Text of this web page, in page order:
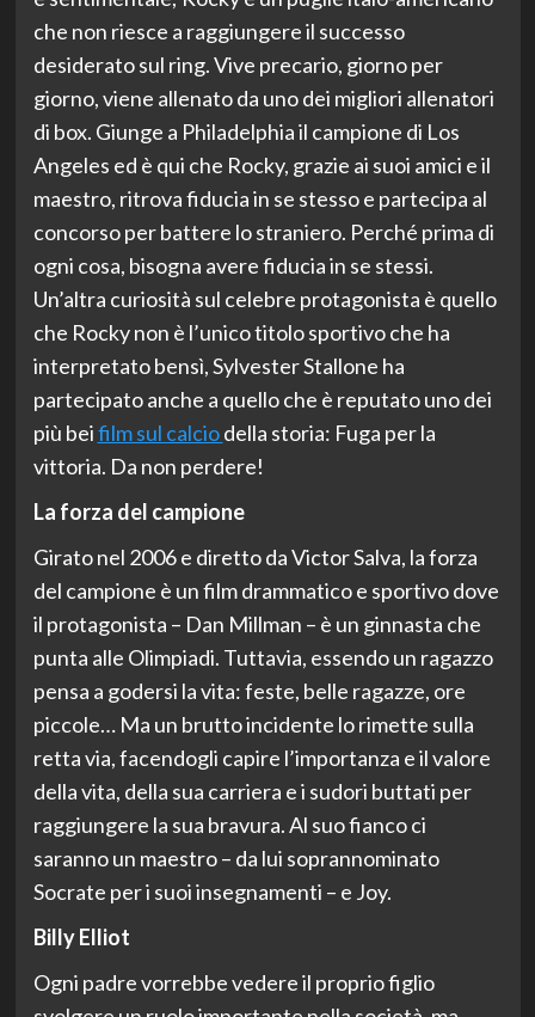
che non riesce a raggiungere il successo
desiderato sul ring. Vive precario, giorno per
giorno, viene allenato da uno dei migliori allenatori
di box. Giunge a Philadelphia il campione di Los
Angeles ed è qui che Rocky, grazie ai suoi amici e il
maestro, ritrova fiducia in se stesso e partecipa al
concorso per battere lo straniero. Perché prima di
ogni cosa, bisogna avere fiducia in se stessi.
Un’altra curiosità sul celebre protagonista è quello
che Rocky non è l’unico titolo sportivo che ha
interpretato bensì, Sylvester Stallone ha
partecipato anche a quello che è reputato uno dei
più beifilm sul calciodella storia: Fuga per la
vittoria. Da non perdere!
La forza del campione
Girato nel 2006 e diretto da Victor Salva, la forza
del campione è un film drammatico e sportivo dove
il protagonista – Dan Millman – è un ginnasta che
punta alle Olimpiadi. Tuttavia, essendo un ragazzo
pensa a godersi la vita: feste, belle ragazze, ore
piccole… Ma un brutto incidente lo rimette sulla
retta via, facendogli capire l’importanza e il valore
della vita, della sua carriera e i sudori buttati per
raggiungere la sua bravura. Al suo fianco ci
saranno un maestro – da lui soprannominato
Socrate per i suoi insegnamenti – e Joy.
Billy Elliot
Ogni padre vorrebbe vedere il proprio figlio